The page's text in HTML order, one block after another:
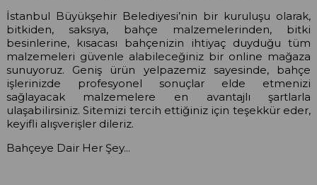
İstanbul Büyükşehir Belediyesi’nin bir kuruluşu olarak,
bitkiden, saksıya, bahçe malzemelerinden, bitki
besinlerine, kısacası bahçenizin ihtiyaç duyduğu tüm
malzemeleri güvenle alabileceğiniz bir online mağaza
sunuyoruz. Geniş ürün yelpazemiz sayesinde, bahçe
işlerinizde profesyonel sonuçlar elde etmenizi
sağlayacak malzemelere en avantajlı şartlarla
ulaşabilirsiniz. Sitemizi tercih ettiğiniz için teşekkür eder,
keyifli alışverişler dileriz.
Bahçeye Dair Her Şey...